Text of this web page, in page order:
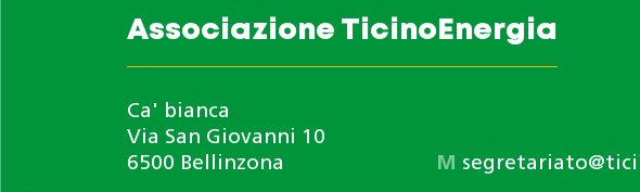
Associazione TicinoEnergia
Ca' bianca
Via San Giovanni 10
6500 Bellinzona
M